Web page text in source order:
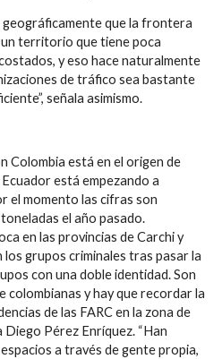
geográficamente que la frontera
territorio que tiene poca
y eso hace naturalmente
de tráfico sea bastante
señala asimismo.
Colombia está en el origen de
está empezando a
el momento las cifras son
el año pasado.
en las provincias de Carchi y
los grupos criminales tras pasar la
con una doble identidad. Son
colombianas y hay que recordar la
de las FARC en la zona de
Pérez Enríquez. “Han
a través de gente propia,